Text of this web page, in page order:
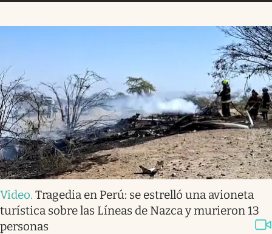
Video. Tragedia en Perú: se estrelló una avioneta
turística sobre las Líneas de Nazca y murieron 13
personas